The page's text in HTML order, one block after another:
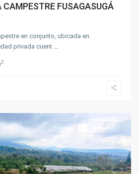
CAMPESTRE FUSAGASUGÁ
en conjunto, ubicada en
privada cuent
2
Ventas Oportunidad!